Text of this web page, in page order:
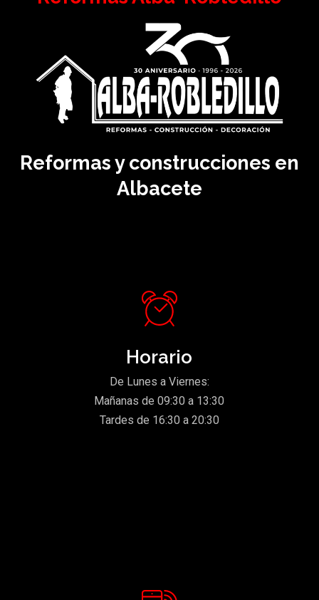
Reformas y construcciones en
Albacete
Horario
De Lunes a Viernes:
Mañanas de 09:30 a 13:30
Tardes de 16:30 a 20:30